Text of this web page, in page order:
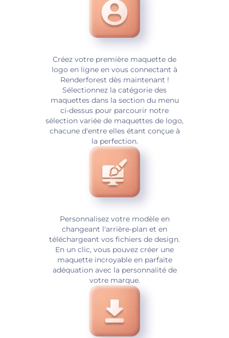
Créez votre première maquette de
logo en ligne en vous connectant à
Renderforest dès maintenant !
Sélectionnez la catégorie des
maquettes dans la section du menu
ci-dessus pour parcourir notre
sélection variée de maquettes de logo,
chacune d'entre elles étant conçue à
la perfection.
Personnalisez votre modèle en
changeant l'arrière-plan et en
téléchargeant vos fichiers de design.
En un clic, vous pouvez créer une
maquette incroyable en parfaite
adéquation avec la personnalité de
votre marque.